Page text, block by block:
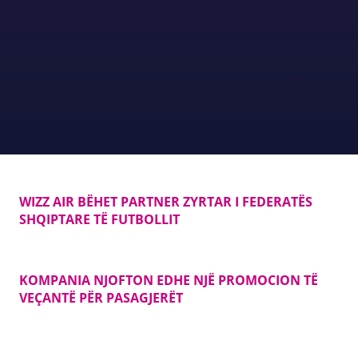
WIZZ AIR BËHET PARTNER ZYRTAR I FEDERATËS
SHQIPTARE TË FUTBOLLIT
KOMPANIA NJOFTON EDHE NJË PROMOCION TË
VEÇANTË PËR PASAGJERËT